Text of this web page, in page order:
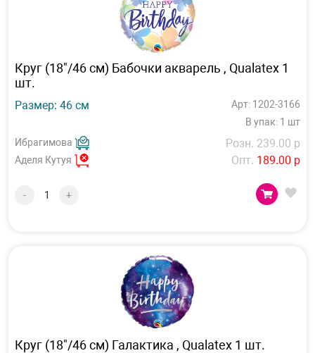
Круг (18"/46 см) Бабочки акварель , Qualatex 1
шт.
Размер: 46 см
Арт: 1202-3166
В упак: 1 шт
Ибрагимова
Аделя Кутуя
Розн. 239.00 р
Опт. 189.00 р
- +
Круг (18"/46 см) Галактика , Qualatex 1 шт.